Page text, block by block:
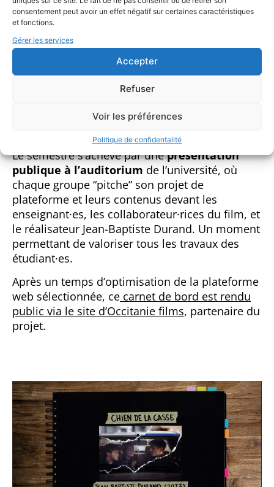
consentement peut avoir un effet négatif sur certaines caractéristiques
et fonctions.
Gérer les services
Accepter
Refuser
Voir les préférences
Politique de confidentalité
processus de fabrication du film lui-même, où
les décors et costumes sont dessinés… et
rappelle la formation initiale de Jean-Baptiste
Durand aux Beaux-Arts de Montpellier. Au-delà
de l’originalité graphique, c’est un des sites les
plus complets, c’est-à-dire qui a intégré autant
balisé les différentes étapes de la création du
Le semestre s’achève par uneprésentation
publique à l’auditorium de l’université, où
chaque groupe “pitche” son projet de
plateforme et leurs contenus devant les
enseignant·es, les collaborateur·rices du film, et
le réalisateur Jean-Baptiste Durand. Un moment
permettant de valoriser tous les travaux des
étudiant·es.
Après un temps d’optimisation de la plateforme
web sélectionnée, ce carnet de bord est rendu
public via le site d’Occitanie films, partenaire du
projet.